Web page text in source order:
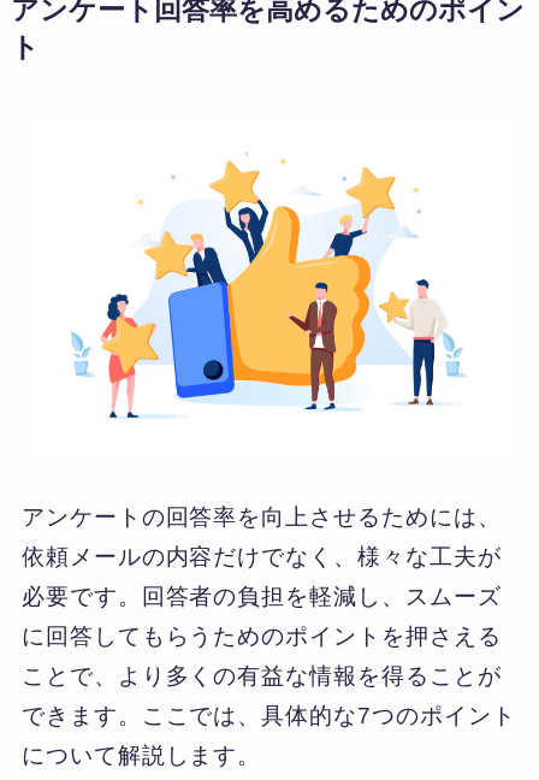
アンケート回答率を高めるためのポイン
ト
アンケートの回答率を向上させるためには、
依頼メールの内容だけでなく、様々な工夫が
必要です。回答者の負担を軽減し、スムーズ
に回答してもらうためのポイントを押さえる
ことで、より多くの有益な情報を得ることが
できます。ここでは、具体的な7つのポイント
について解説します。